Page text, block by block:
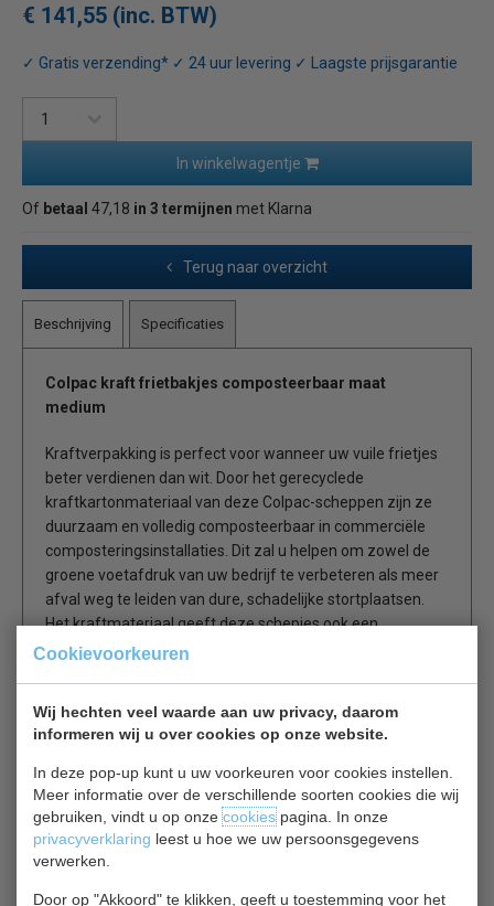
Cookievoorkeuren
Wij hechten veel waarde aan uw privacy, daarom
informeren wij u over cookies op onze website.
In deze pop-up kunt u uw voorkeuren voor cookies instellen.
Meer informatie over de verschillende soorten cookies die wij
gebruiken, vindt u op onzecookiespagina. In onze
privacyverklaring leest u hoe we uw persoonsgegevens
verwerken.
Door op "Akkoord" te klikken, geeft u toestemming voor het
€ 141,55 (inc. BTW)
✓ Gratis verzending* ✓ 24 uur levering ✓ Laagste prijsgarantie
In winkelwagentje
Of betaal 47,18 in 3 termijnen met Klarna
Terug naar overzicht
Beschrijving Specificaties
Colpac kraft frietbakjes composteerbaar maat
medium
Kraftverpakking is perfect voor wanneer uw vuile frietjes
beter verdienen dan wit. Door het gerecyclede
kraftkartonmateriaal van deze Colpac-scheppen zijn ze
duurzaam en volledig composteerbaar in commerciële
composteringsinstallaties. Dit zal u helpen om zowel de
groene voetafdruk van uw bedrijf te verbeteren als meer
afval weg te leiden van dure, schadelijke stortplaatsen.
Het kraftmateriaal geeft deze schepjes ook een
natuurlijke stijlvolle en organische uitstraling, waardoor uw
ingekaderd. Deze schepjes worden plat verpakt geleverd
voor ruimtebesparende opslag en kunnen eenvoudig
worden gemonteerd om u tijd te besparen tijdens drukke
diensten.
Groestvervangers voor standaard papier of
Made van gerecycled en recyclebaar kraftkarton